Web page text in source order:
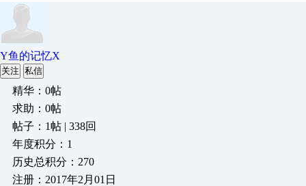
Y鱼的记忆X
关注 私信
精华：0帖
求助：0帖
帖子：1帖 | 338回
年度积分：1
历史总积分：270
注册：2017年2月01日